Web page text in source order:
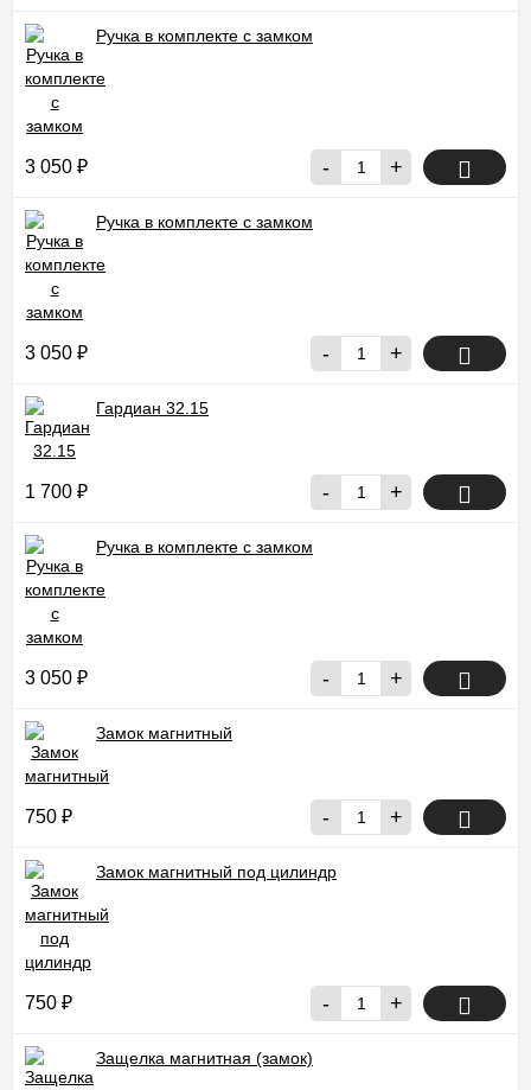
Ручка в комплекте с замком
3 050 ₽ - +
Ручка в комплекте с замком
3 050 ₽ - +
Гардиан 32.15
1 700 ₽ - +
Ручка в комплекте с замком
3 050 ₽ - +
Замок магнитный
750 ₽ - +
Замок магнитный под цилиндр
750 ₽ - +
Защелка магнитная (замок)